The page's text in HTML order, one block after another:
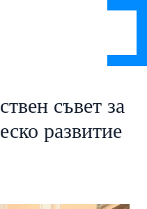
съвет за
развитие